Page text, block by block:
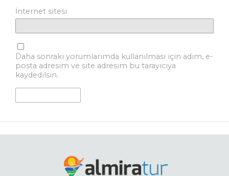
İnternet sitesi
Daha sonraki yorumlarımda kullanılması için adım, e-
posta adresim ve site adresim bu tarayıcıya
kaydedilsin.